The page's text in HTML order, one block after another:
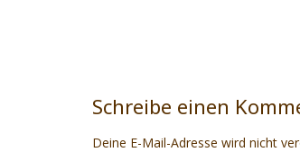
Schreibe einen
Deine E-Mail-Adresse wird nicht